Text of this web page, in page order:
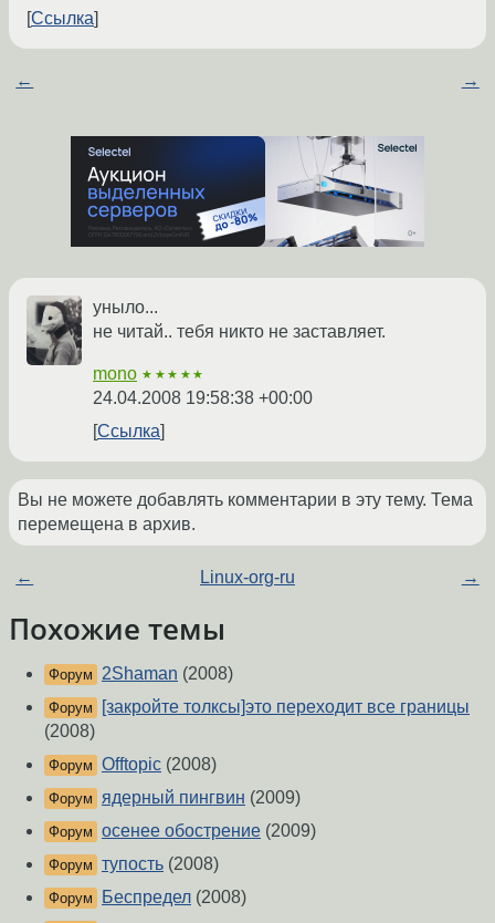
Ссылка
← →
уныло...
не читай.. тебя никто не заставляет.
mono ★★★★★
24.04.2008 19:58:38 +00:00
Ссылка
Вы не можете добавлять комментарии в эту тему. Тема
перемещена в архив.
← Linux-org-ru →
Похожие темы
Форум 2Shaman (2008)
Форум
[закройте толксы]это переходит все границы
(2008)
Форум Offtopic (2008)
Форум ядерный пингвин (2009)
Форум осенее обострение (2009)
Форум тупость (2008)
Форум Беспредел (2008)